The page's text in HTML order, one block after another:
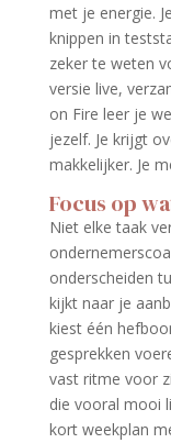
met je energie.
knippen in
zeker te weten
versie live,
on Fire leer je
jezelf. Je krijgt
makkelijker. Je
Focus op
Niet elke taak
onderscheiden
kijkt naar je
kiest één
gesprekken
vast ritme voor
die vooral mooi
kort weekplan